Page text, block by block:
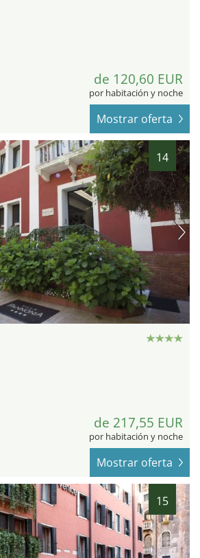
de 120,60 EUR
por habitación y noche
Mostrar oferta
14
de 217,55 EUR
por habitación y noche
Mostrar oferta
15